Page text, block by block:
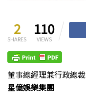
2
SHARES
110
VIEWS
董事總經理兼行政總裁
星億娛樂集團